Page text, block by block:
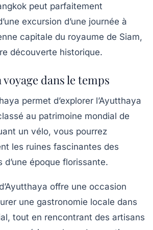
peut parfaitement
excursion d’une journée à
capitale du royaume de Siam,
découverte historique.
dans le temps
permet d’explorer l’Ayutthaya
au patrimoine mondial de
un vélo, vous pourrez
les ruines fascinantes des
époque florissante.
offre une occasion
une gastronomie locale dans
tout en rencontrant des artisans